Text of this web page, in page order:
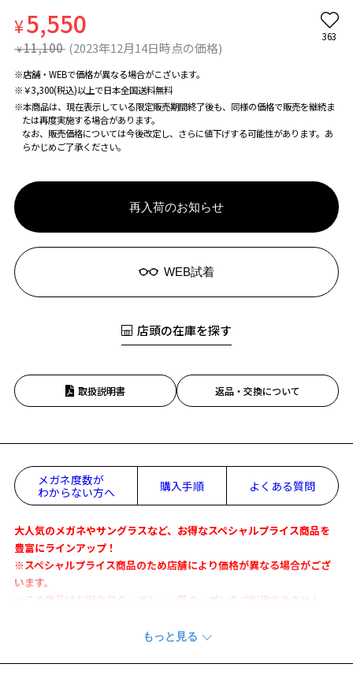
¥5,550
¥ 11,100 (2023年12月14日時点の価格)
363
※店舗・WEBで価格が異なる場合がこざいます。
※￥3,300(税込)以上で日本全国送料無料
※本商品は、現在表示している限定販売期間終了後も、同様の価格で販売を継続ま
たは再度実施する場合があります。
なお、販売価格については今後改定し、さらに値下げする可能性があります。あ
らかじめご了承ください。
再入荷のお知らせ
WEB試着
店頭の在庫を探す
取扱説明書 返品・交換について
メガネ度数が
わからない方へ
購入手順 よくある質問
大人気のメガネやサングラスなど、お得なスペシャルプライス商品を
豊富にラインアップ！
※スペシャルプライス商品のため店舗により価格が異なる場合がござ
います。
※この商品はお誕生日クーポン、一部クーポンをご利用できません。
サングラス(度無し)の場合、最短3～4営業日以内の発送です。
く場合がございます。